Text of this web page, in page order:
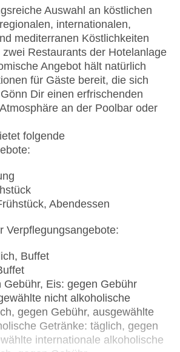
Auswahl an köstlichen
internationalen,
mediterranen Köstlichkeiten
Restaurants der Hotelanlage
Angebot hält natürlich
für Gäste bereit, die sich
Dir einen erfrischenden
an der Poolbar oder
folgende
Abendessen
Verpflegungsangebote:
Buffet
Gebühr, Eis: gegen Gebühr
nicht alkoholische
gegen Gebühr, ausgewählte
Getränke: täglich, gegen
internationale alkoholische